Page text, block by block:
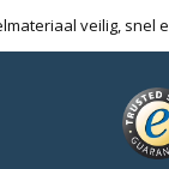
veilig, snel